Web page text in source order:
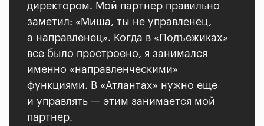
директором. Мой партнер правильно
заметил: «Миша, ты не управленец,
а направленец». Когда в «Подъежиках»
все было простроено, я занимался
именно «направленческими»
функциями. В «Атлантах» нужно еще
и управлять — этим занимается мой
партнер.